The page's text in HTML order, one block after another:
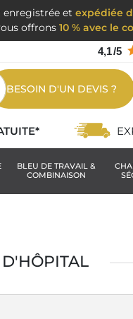
enregistrée etexpédiée
offrons 10 % avec le
4,1/5
BESOIN D'UN DEVIS ?
BLEU DE TRAVAIL &
COMBINAISON